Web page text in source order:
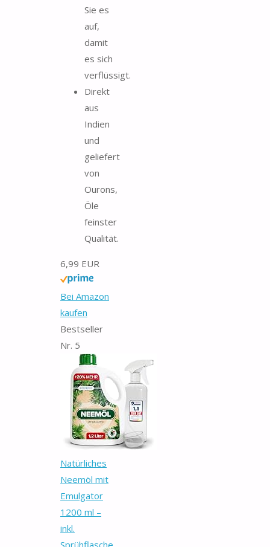
Sie es
auf,
damit
es sich
verflüssigt.
Direkt
aus
Indien
und
geliefert
von
Ourons,
Öle
feinster
Qualität.
6,99 EUR
Bei Amazon
kaufen
Bestseller
Nr. 5
Natürliches
Neemöl mit
Emulgator
1200 ml –
inkl.
Sprühflasche...